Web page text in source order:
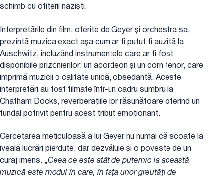
schimb cu ofițerii naziști.
Interpretările din film, oferite de Geyer și orchestra sa,
prezintă muzica exact așa cum ar fi putut fi auzită la
Auschwitz, incluzând instrumentele care ar fi fost
disponibile prizonierilor: un acordeon și un corn tenor, care
imprimă muzicii o calitate unică, obsedantă. Aceste
interpretări au fost filmate într-un cadru sumbru la
Chatham Docks, reverberațiile lor răsunătoare oferind un
fundal potrivit pentru acest tribut emoționant.
Cercetarea meticuloasă a lui Geyer nu numai că scoate la
iveală lucrări pierdute, dar dezvăluie și o poveste de un
curaj imens. „Ceea ce este atât de puternic la această
muzică este modul în care, în fața unor greutăți de